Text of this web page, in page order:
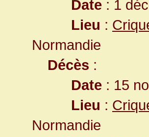
Date : 1
Lieu :
Normandie
Décès :
Date : 15
Lieu :
Normandie